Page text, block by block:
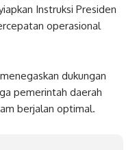
Instruksi Presiden
operasional
dukungan
pemerintah daerah
berjalan optimal.